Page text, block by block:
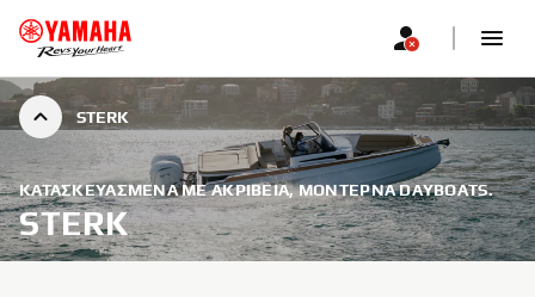
STERK
ΚΑΤΑΣΚΕΥΑΣΜΈΝΑ ΜΕ ΑΚΡΊΒΕΙΑ, ΜΟΝΤΈΡΝΑ DAYBOATS.
STERK